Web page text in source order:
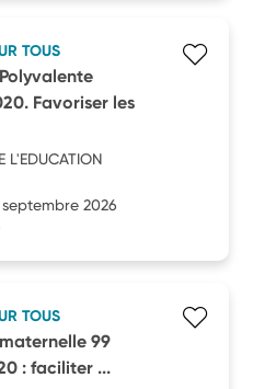
TOUS
Favoriser les
L'EDUCATION
2026
TOUS
maternelle 99
: faciliter ...